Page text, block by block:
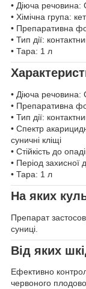
• Діюча речовина:
• Хімічна група:
• Препаративна
• Тип дії:
• Тара: 1 л
• Діюча речовина:
• Препаративна
• Тип дії:
• Спектр
суничні кліщі
• Стійкість до
• Період захисної
• Тара: 1 л
На яких
Препарат
суниці.
Від яких
Ефективно
червоного